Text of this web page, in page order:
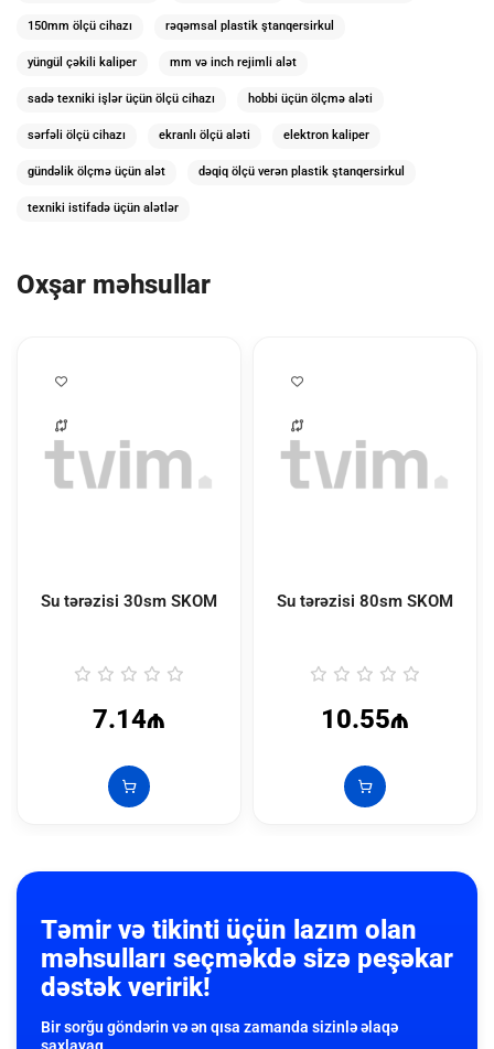
150mm ölçü cihazı rəqəmsal plastik ştanqersirkul
yüngül çəkili kaliper mm və inch rejimli alət
sadə texniki işlər üçün ölçü cihazı hobbi üçün ölçmə aləti
sərfəli ölçü cihazı ekranlı ölçü aləti elektron kaliper
gündəlik ölçmə üçün alət dəqiq ölçü verən plastik ştanqersirkul
texniki istifadə üçün alətlər
Oxşar məhsullar
Su tərəzisi 30sm SKOM
7.14₼
Su tərəzisi 80sm SKOM
10.55₼
Təmir və tikinti üçün lazım olan
məhsulları seçməkdə sizə peşəkar
dəstək veririk!
Bir sorğu göndərin və ən qısa zamanda sizinlə əlaqə